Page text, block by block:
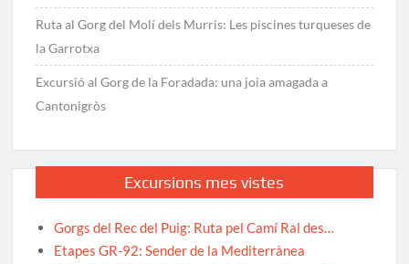
Ruta al Gorg del Molí dels Murris: Les piscines turqueses de
la Garrotxa
Excursió al Gorg de la Foradada: una joia amagada a
Cantonigròs
Excursions mes vistes
Gorgs del Rec del Puig: Ruta pel Camí Ral des…
Etapes GR-92: Sender de la Mediterrànea